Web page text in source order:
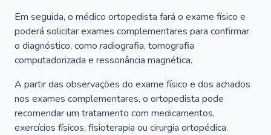
Em seguida, o médico ortopedista fará o exame físico e
poderá solicitar exames complementares para confirmar
o diagnóstico, como radiografia, tomografia
computadorizada e ressonância magnética.
A partir das observações do exame físico e dos achados
nos exames complementares, o ortopedista pode
recomendar um tratamento com medicamentos,
exercícios físicos, fisioterapia ou cirurgia ortopédica.